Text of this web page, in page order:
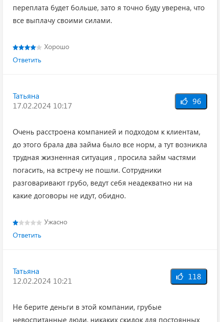
переплата будет больше, зато я точно буду уверена, что
все выплачу своими силами.
Хорошо
Ответить
Татьяна
17.02.2024 10:17
96
Очень расстроена компанией и подходом к клиентам,
до этого брала два займа было все норм, а тут возникла
трудная жизненная ситуация , просила займ частями
погасить, на встречу не пошли. Сотрудники
разговаривают грубо, ведут себя неадекватно ни на
какие договоры не идут, обидно.
Ужасно
Ответить
Татьяна
12.02.2024 10:21
118
Не берите деньги в этой компании, грубые
невоспитанные люди, никаких скидок для постоянных